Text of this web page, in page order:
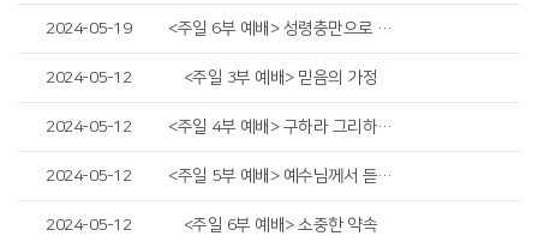
2024-05-19 <주일 6부 예배> 성령충만으로 돌파!
2024-05-12 <주일 3부 예배> 믿음의 가정
2024-05-12 <주일 4부 예배> 구하라 그리하면 받으리니
2024-05-12 <주일 5부 예배> 예수님께서 듣고 싶어하시는 고백
2024-05-12 <주일 6부 예배> 소중한 약속